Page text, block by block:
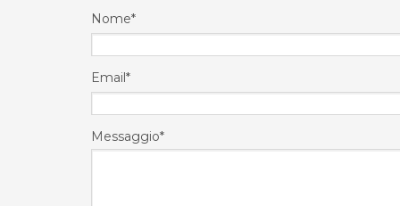
Nome*
Email*
Messaggio*